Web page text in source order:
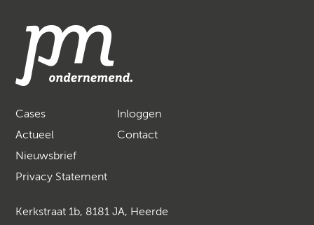
Cases
Actueel
Nieuwsbrief
Privacy Statement
Inloggen
Contact
Kerkstraat 1b, 8181 JA, Heerde